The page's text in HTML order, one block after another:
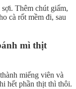
Thêm chút giấm,
cà rốt mềm đi, sau
mì thịt
miếng viên và
hết phần thịt thì thôi.